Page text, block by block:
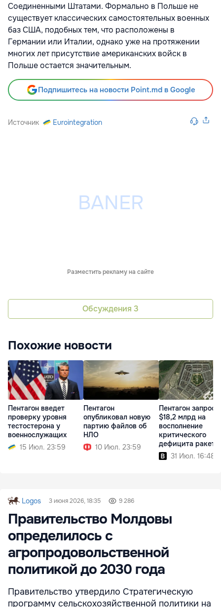
Соединенными Штатами. Формально в Польше не
существует классических самостоятельных военных
баз США, подобных тем, что расположены в
Германии или Италии, однако уже на протяжении
многих лет присутствие американских войск в
Польше остается значительным.
Подпишитесь на новости Point.md в Google
Источник Eurointegration
Разместить рекламу на сайте
Обсуждения 3
Похожие новости
Пентагон введет
проверку уровня
тестостерона у
военнослужащих
15 Июл. 23:59
Пентагон
опубликовал новую
партию файлов об
НЛО
10 Июл. 23:59
Пентагон
$18,2 млрд на
восполнение
критического
дефицита ракет
31 Июл. 16:48
Logos 3 июня 2026, 18:35 9 286
Правительство Молдовы
определилось с
агропродовольственной
политикой до 2030 года
Правительство утвердило Стратегическую
программу сельскохозяйственной политики на